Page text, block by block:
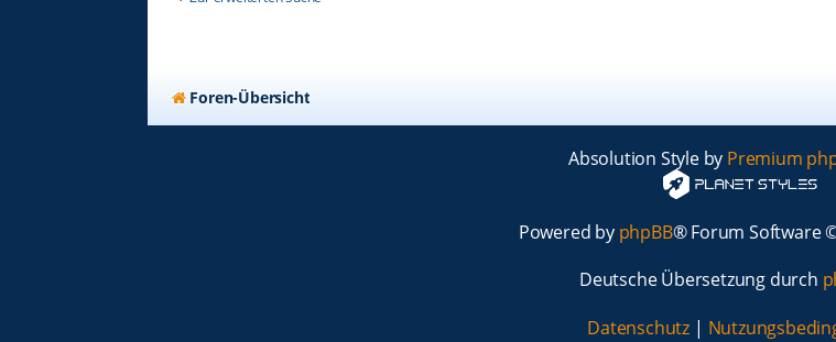
Foren-Übersicht
Absolution Style by Premium
Powered by phpBB® Forum Software
Deutsche Übersetzung durch
Datenschutz |